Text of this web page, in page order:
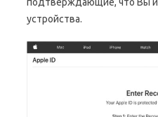
устройства.